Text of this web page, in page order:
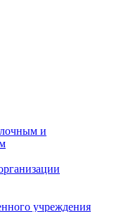
и
учреждения